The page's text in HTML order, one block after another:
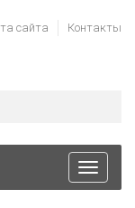
сайта Контакты
Toggle